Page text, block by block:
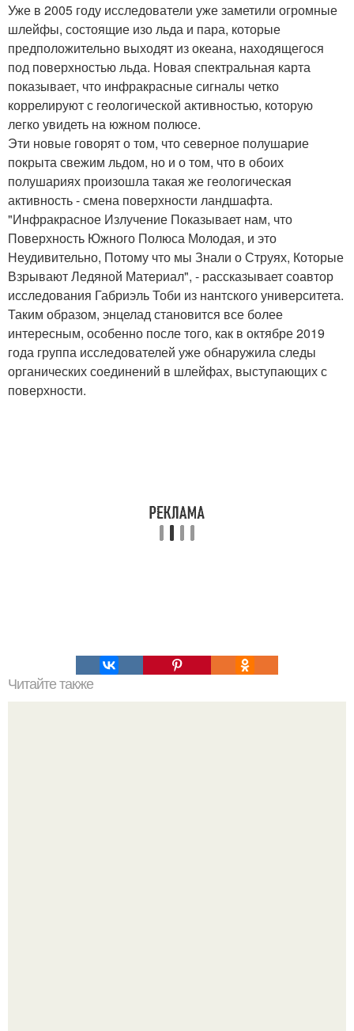
Уже в 2005 году исследователи уже заметили огромные
шлейфы, состоящие изо льда и пара, которые
предположительно выходят из океана, находящегося
под поверхностью льда. Новая спектральная карта
показывает, что инфракрасные сигналы четко
коррелируют с геологической активностью, которую
легко увидеть на южном полюсе.
Эти новые говорят о том, что северное полушарие
покрыта свежим льдом, но и о том, что в обоих
полушариях произошла такая же геологическая
активность - смена поверхности ландшафта.
"Инфракрасное Излучение Показывает нам, что
Поверхность Южного Полюса Молодая, и это
Неудивительно, Потому что мы Знали о Струях, Которые
Взрывают Ледяной Материал", - рассказывает соавтор
исследования Габриэль Тоби из нантского университета.
Таким образом, энцелад становится все более
интересным, особенно после того, как в октябре 2019
года группа исследователей уже обнаружила следы
органических соединений в шлейфах, выступающих с
поверхности.
Читайте также